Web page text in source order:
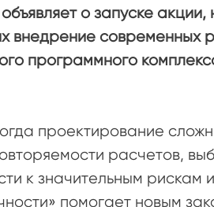
о запуске
внедрение современных
программного
проектирование
расчетов,
к значительным
помогает новым